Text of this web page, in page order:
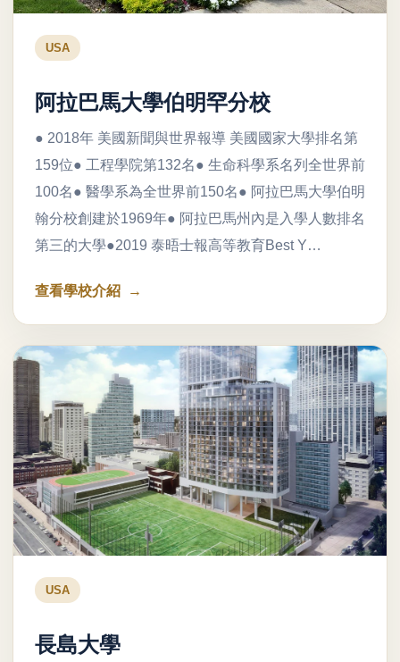
USA
阿拉巴馬大學伯明罕分校
● 2018年 美國新聞與世界報導 美國國家大學排名第
159位● 工程學院第132名● 生命科學系名列全世界前
100名● 醫學系為全世界前150名● 阿拉巴馬大學伯明
翰分校創建於1969年● 阿拉巴馬州內是入學人數排名
第三的大學●2019 泰晤士報高等教育Best Y…
查看學校介紹
USA
長島大學